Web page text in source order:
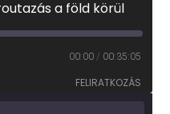
a föld körül
00:00 / 00:35:05
FELIRATKOZÁS